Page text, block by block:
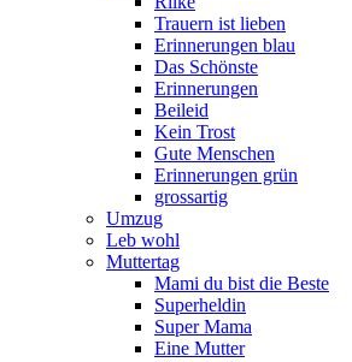
Trauern ist lieben
Erinnerungen blau
Das Schönste
Erinnerungen
Beileid
Kein Trost
Gute Menschen
Erinnerungen grün
grossartig
Umzug
Leb wohl
Muttertag
Mami du bist die Beste
Superheldin
Super Mama
Eine Mutter